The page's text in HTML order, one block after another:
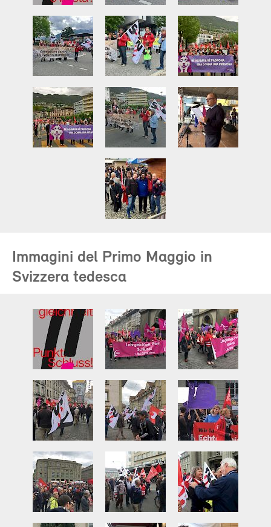
Immagini del Primo Maggio in
Svizzera tedesca